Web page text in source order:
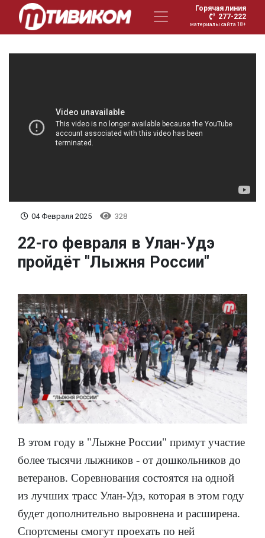
Горячая линия
277-222
материалы сайта 18+
04 Февраля 2025 328
22-го февраля в Улан-Удэ
пройдёт "Лыжня России"
В этом году в "Лыжне России" примут участие
более тысячи лыжников - от дошкольников до
ветеранов. Соревнования состоятся на одной
из лучших трасс Улан-Удэ, которая в этом году
будет дополнительно выровнена и расширена.
Спортсмены смогут проехать по ней